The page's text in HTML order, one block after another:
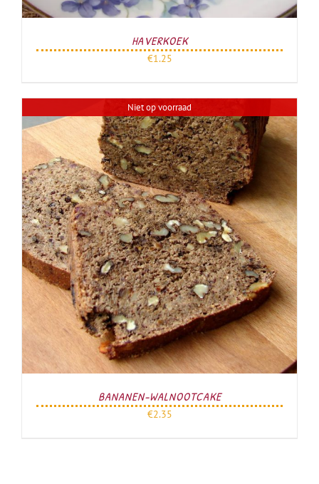
HAVERKOEK
€1.25
Niet op voorraad
BANANEN-WALNOOTCAKE
€2.35